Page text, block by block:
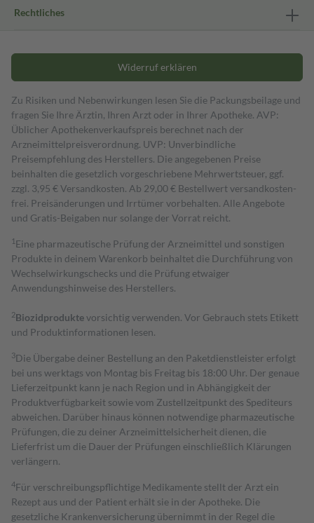
Rechtliches
Widerruf erklären
Zu Risiken und Nebenwirkungen lesen Sie die Packungsbeilage und
fragen Sie Ihre Ärztin, Ihren Arzt oder in Ihrer Apotheke. AVP:
Üblicher Apothekenverkaufspreis berechnet nach der
Arzneimittelpreisverordnung. UVP: Unverbindliche
Preisempfehlung des Herstellers. Die angegebenen Preise
beinhalten die gesetzlich vorgeschriebene Mehrwertsteuer, ggf.
zzgl. 3,95 € Versandkosten. Ab 29,00 € Bestell­wert versand­kosten­
frei. Preisänderungen und Irrtümer vorbehalten. Alle Angebote
und Gratis-Beigaben nur solange der Vorrat reicht.
1 Eine pharmazeutische Prüfung der Arzneimittel und sonstigen
Produkte in deinem Warenkorb beinhaltet die Durchführung von
Wechselwirkungschecks und die Prüfung etwaiger
Anwendungshinweise des Herstellers.
2Biozidproduktevorsichtig verwenden. Vor Gebrauch stets Etikett
und Produktinformationen lesen.
3Die Übergabe deiner Bestellung an den Paketdienstleister erfolgt
bei uns werktags von Montag bis Freitag bis 18:00 Uhr. Der genaue
Lieferzeitpunkt kann je nach Region und in Abhängigkeit der
Produktverfügbarkeit sowie vom Zustellzeitpunkt des Spediteurs
abweichen. Darüber hinaus können notwendige pharmazeutische
Prüfungen, die zu deiner Arzneimittelsicherheit dienen, die
Lieferfrist um die Dauer der Prüfungen einschließlich Klärungen
verlängern.
4Für verschreibungspflichtige Medikamente stellt der Arzt ein
Rezept aus und der Patient erhält sie in der Apotheke. Die
gesetzliche Krankenversicherung übernimmt in der Regel die